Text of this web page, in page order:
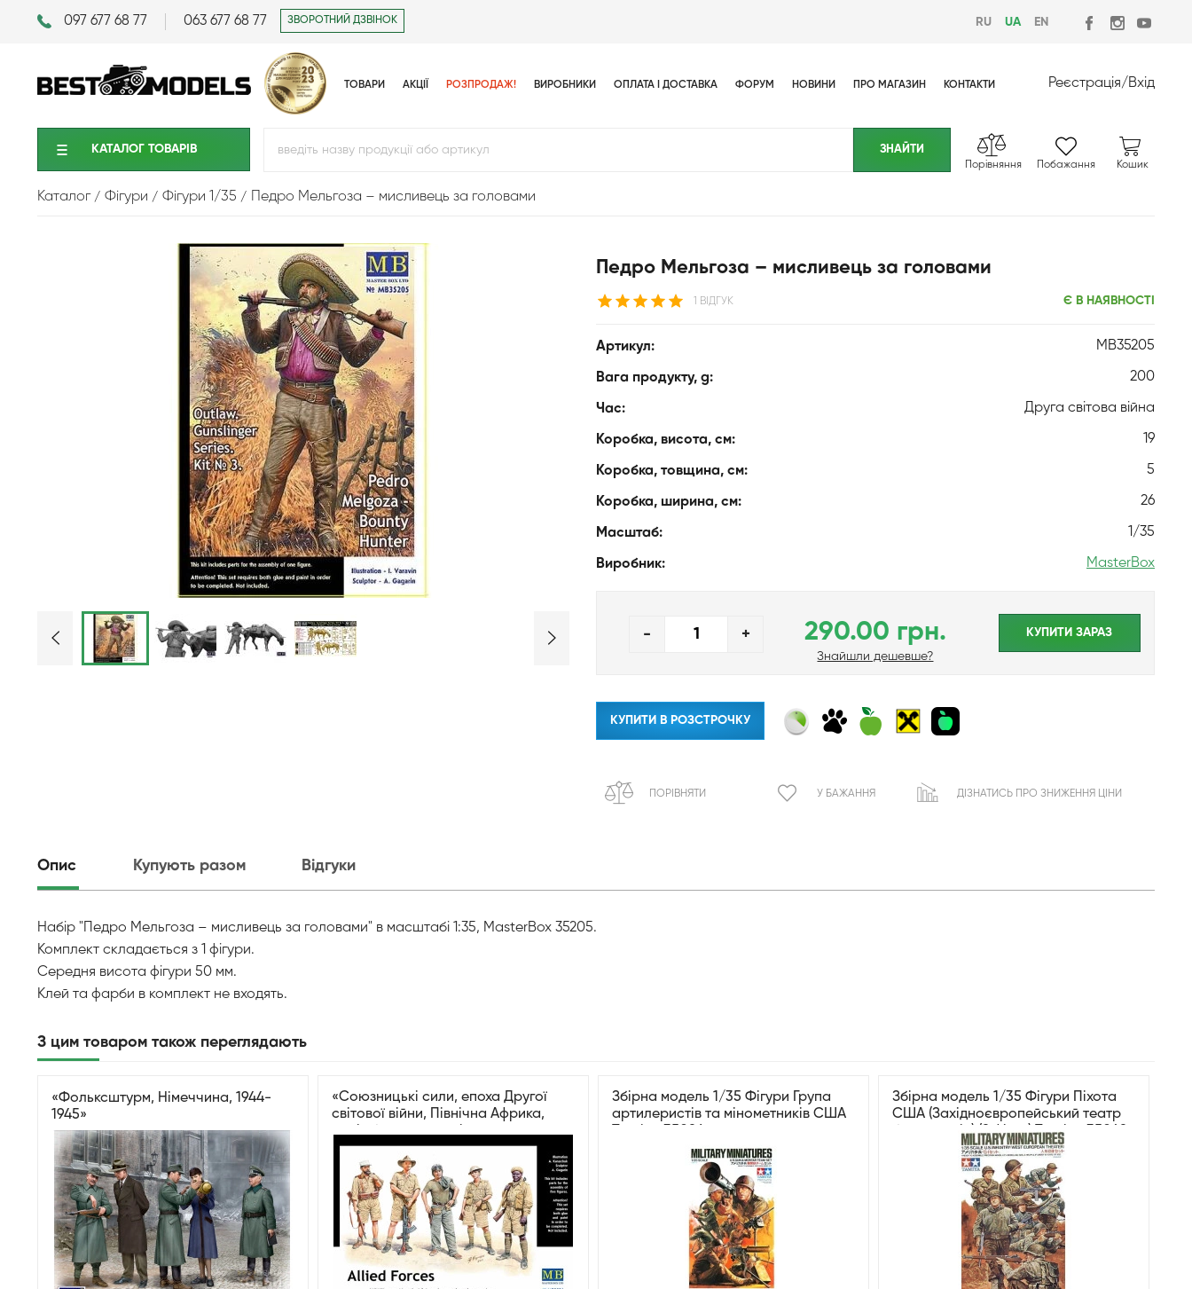
097 677 68 77 063 677 68 77 ЗВОРОТНИЙ ДЗВІНОК RU UA EN
ТОВАРИ АКЦІЇ РОЗПРОДАЖ! ВИРОБНИКИ ОПЛАТА І ДОСТАВКА ФОРУМ НОВИНИ ПРО МАГАЗИН КОНТАКТИ Реєстрація/Вхід
КАТАЛОГ ТОВАРIВ
Порівняння Побажання Кошик
Каталог Фігури Фігури 1/35 Педро Мельгоза – мисливець за головами
Педро Мельгоза – мисливець за головами
1 ВІДГУК Є В НАЯВНОСТІ
Артикул: MB35205
Вага продукту, g: 200
Час: Друга світова війна
Коробка, висота, см: 19
Коробка, товщина, см: 5
Коробка, ширина, см: 26
Масштаб: 1/35
Виробник: MasterBox
- + 290.00 грн.
Знайшли дешевше?
КУПИТИ ЗАРАЗ
КУПИТИ В РОЗСТРОЧКУ
ПОРІВНЯТИ У БАЖАННЯ ДІЗНАТИСЬ ПРО ЗНИЖЕННЯ ЦІНИ
Опис Купують разом Відгуки
Набір "Педро Мельгоза – мисливець за головами" в масштабі 1:35, MasterBox 35205.
Комплект складається з 1 фігури.
Середня висота фігури 50 мм.
Клей та фарби в комплект не входять.
З цим товаром також переглядають
«Фольксштурм, Німеччина, 1944-
1945»
«Союзницькі сили, епоха Другої
світової війни, Північна Африка,
Збірна модель 1/35 Фігури Група
артилеристів та мінометників США
Збірна модель 1/35 Фігури Піхота
США (Західноєвропейський театр
бойових дій) (8 фігур) Tamiya 35048